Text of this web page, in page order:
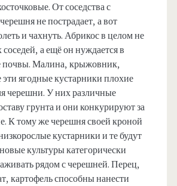
От соседства с
не пострадает, а вот
и чахнуть. Абрикос в целом не
а ещё он нуждается в
почвы. Малина, крыжовник,
ягодные кустарники плохие
черешни. У них различные
грунта и они конкурируют за
К тому же черешня своей кроной
кустарники и те будут
культуры категорически
рядом с черешней. Перец,
картофель способны нанести